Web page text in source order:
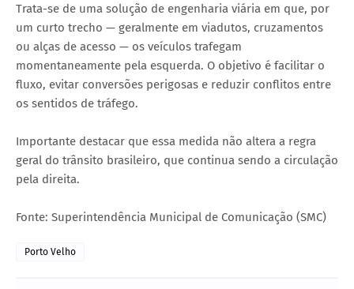
Trata-se de uma solução de engenharia viária em que, por
um curto trecho — geralmente em viadutos, cruzamentos
ou alças de acesso — os veículos trafegam
momentaneamente pela esquerda. O objetivo é facilitar o
fluxo, evitar conversões perigosas e reduzir conflitos entre
os sentidos de tráfego.
Importante destacar que essa medida não altera a regra
geral do trânsito brasileiro, que continua sendo a circulação
pela direita.
Fonte: Superintendência Municipal de Comunicação (SMC)
Porto Velho